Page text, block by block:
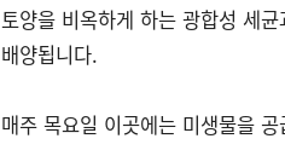
토양을 비옥하게 하는 광합성 세
배양됩니다.
매주 목요일 이곳에는 미생물을